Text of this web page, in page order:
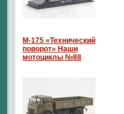
М-175 «Технический
поворот» Наши
мотоциклы №88